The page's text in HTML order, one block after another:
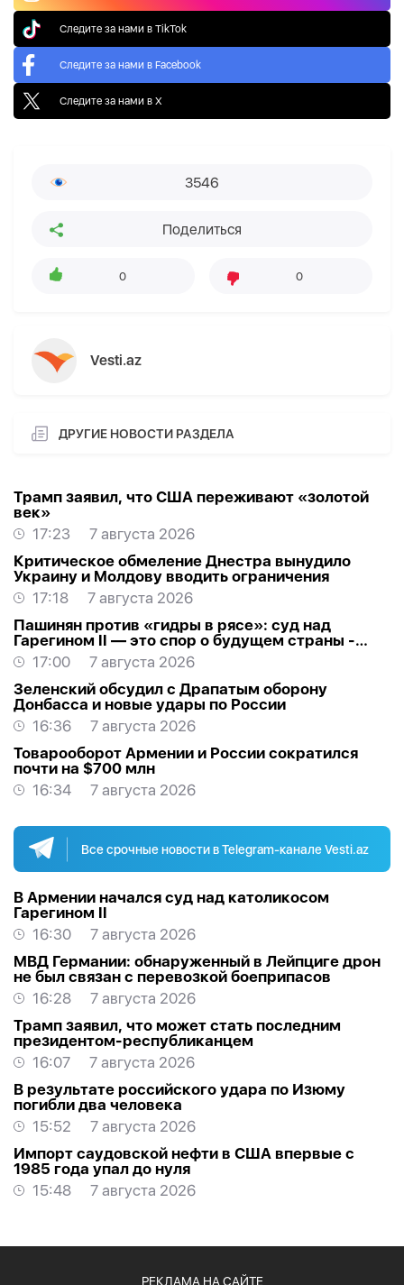
Следите за нами в TikTok
Следите за нами в Facebook
Следите за нами в X
3546
Поделиться
0 0
Vesti.az
ДРУГИЕ НОВОСТИ РАЗДЕЛА
Трамп заявил, что США переживают «золотой
век»
17:23
7 августа 2026
Критическое обмеление Днестра вынудило
Украину и Молдову вводить ограничения
17:18
7 августа 2026
Пашинян против «гидры в рясе»: суд над
Гарегином II — это спор о будущем страны -
МНЕНИЕ
17:00
7 августа 2026
Зеленский обсудил с Драпатым оборону
Донбасса и новые удары по России
16:36
7 августа 2026
Товарооборот Армении и России сократился
почти на $700 млн
16:34
7 августа 2026
Все срочные новости в Telegram-канале Vesti.az
В Армении начался суд над католикосом
Гарегином II
16:30
7 августа 2026
МВД Германии: обнаруженный в Лейпциге дрон
не был связан с перевозкой боеприпасов
16:28
7 августа 2026
Трамп заявил, что может стать последним
президентом-республиканцем
16:07
7 августа 2026
В результате российского удара по Изюму
погибли два человека
15:52
7 августа 2026
Импорт саудовской нефти в США впервые с
1985 года упал до нуля
15:48
7 августа 2026
РЕКЛАМА НА САЙТЕ